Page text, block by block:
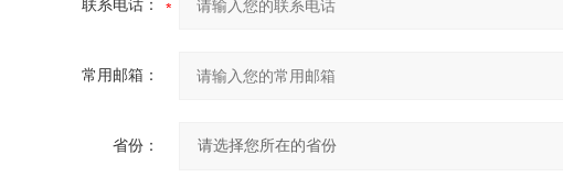
联系电话：
常用邮箱：
省份：